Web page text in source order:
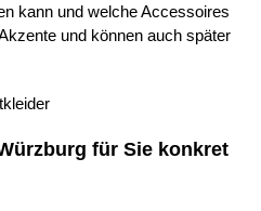
kann und welche Accessoires
und können auch später
für Sie konkret